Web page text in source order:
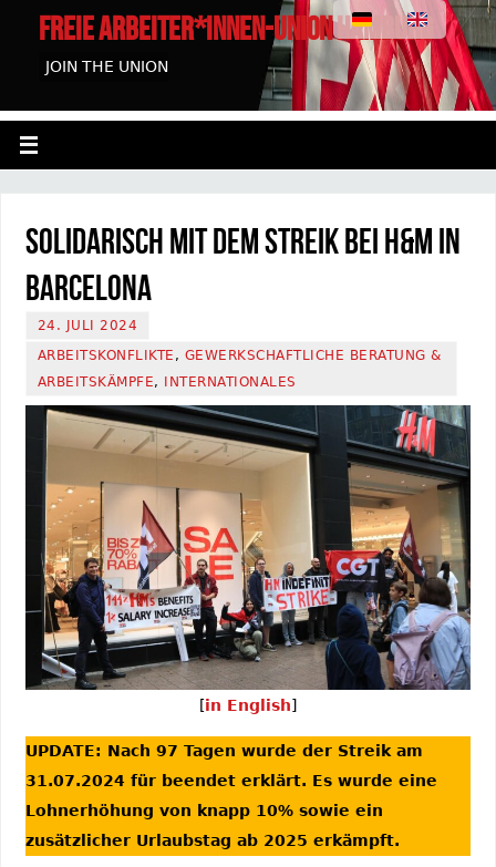
FREIE ARBEITER*INNEN-UNION HAMBURG
JOIN THE UNION
Solidarisch mit dem Streik bei H&M in
Barcelona
24. JULI 2024
ARBEITSKONFLIKTE , GEWERKSCHAFTLICHE BERATUNG &
ARBEITSKÄMPFE, INTERNATIONALES
[in English]
UPDATE: Nach 97 Tagen wurde der Streik am
31.07.2024 für beendet erklärt. Es wurde eine
Lohnerhöhung von knapp 10% sowie ein
zusätzlicher Urlaubstag ab 2025 erkämpft.